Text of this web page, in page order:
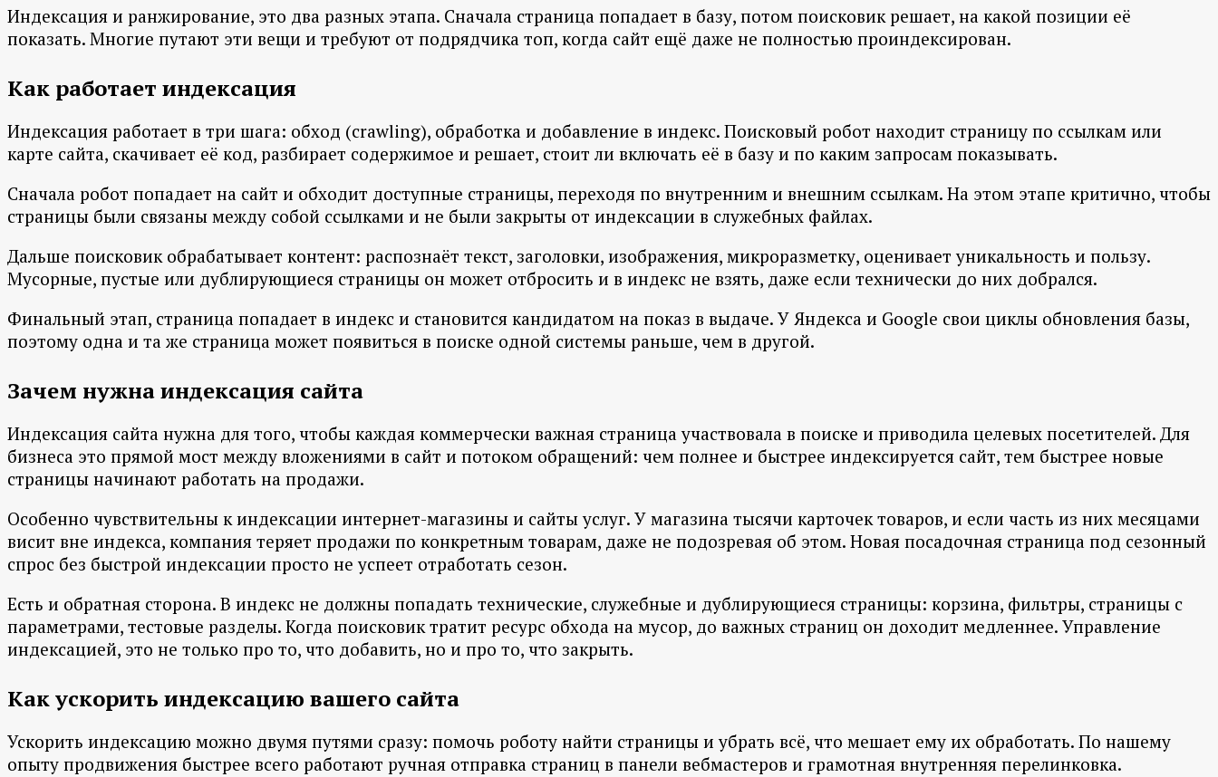
Индексация и ранжирование, это два разных этапа. Сначала страница попадает в базу, потом поисковик решает, на какой позиции её
показать. Многие путают эти вещи и требуют от подрядчика топ, когда сайт ещё даже не полностью проиндексирован.
Как работает индексация
Индексация работает в три шага: обход (crawling), обработка и добавление в индекс. Поисковый робот находит страницу по ссылкам или
карте сайта, скачивает её код, разбирает содержимое и решает, стоит ли включать её в базу и по каким запросам показывать.
Сначала робот попадает на сайт и обходит доступные страницы, переходя по внутренним и внешним ссылкам. На этом этапе критично, чтобы
страницы были связаны между собой ссылками и не были закрыты от индексации в служебных файлах.
Дальше поисковик обрабатывает контент: распознаёт текст, заголовки, изображения, микроразметку, оценивает уникальность и пользу.
Мусорные, пустые или дублирующиеся страницы он может отбросить и в индекс не взять, даже если технически до них добрался.
Финальный этап, страница попадает в индекс и становится кандидатом на показ в выдаче. У Яндекса и Google свои циклы обновления базы,
поэтому одна и та же страница может появиться в поиске одной системы раньше, чем в другой.
Зачем нужна индексация сайта
Индексация сайта нужна для того, чтобы каждая коммерчески важная страница участвовала в поиске и приводила целевых посетителей. Для
бизнеса это прямой мост между вложениями в сайт и потоком обращений: чем полнее и быстрее индексируется сайт, тем быстрее новые
страницы начинают работать на продажи.
Особенно чувствительны к индексации интернет-магазины и сайты услуг. У магазина тысячи карточек товаров, и если часть из них месяцами
висит вне индекса, компания теряет продажи по конкретным товарам, даже не подозревая об этом. Новая посадочная страница под сезонный
спрос без быстрой индексации просто не успеет отработать сезон.
Есть и обратная сторона. В индекс не должны попадать технические, служебные и дублирующиеся страницы: корзина, фильтры, страницы с
параметрами, тестовые разделы. Когда поисковик тратит ресурс обхода на мусор, до важных страниц он доходит медленнее. Управление
индексацией, это не только про то, что добавить, но и про то, что закрыть.
Как ускорить индексацию вашего сайта
Ускорить индексацию можно двумя путями сразу: помочь роботу найти страницы и убрать всё, что мешает ему их обработать. По нашему
опыту продвижения быстрее всего работают ручная отправка страниц в панели вебмастеров и грамотная внутренняя перелинковка.